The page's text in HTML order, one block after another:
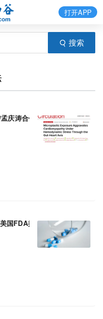
搜索
打开APP
涛合作揭示，塑料添加剂「
国FDA批准上市